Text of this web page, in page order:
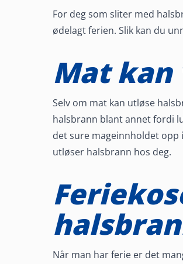
kan
For deg som sliter med
ødelagt ferien. Slik kan du
Mat
Selv om mat kan utløse
halsbrann blant annet fordi
det sure mageinnholdet
utløser halsbrann hos deg.
Når man har ferie er det